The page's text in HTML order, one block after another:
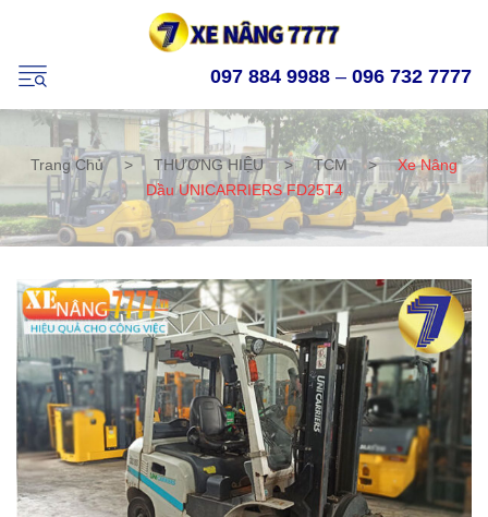
097 884 9988 – 096 732 7777
Trang Chủ > THƯƠNG HIỆU > TCM >
Xe Nâng
Dầu UNICARRIERS FD25T4